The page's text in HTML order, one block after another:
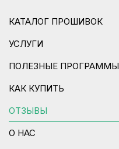
КАТАЛОГ ПРОШИВОК
УСЛУГИ
ПОЛЕЗНЫЕ ПРОГРАММЫ
КАК КУПИТЬ
ОТЗЫВЫ
О НАС